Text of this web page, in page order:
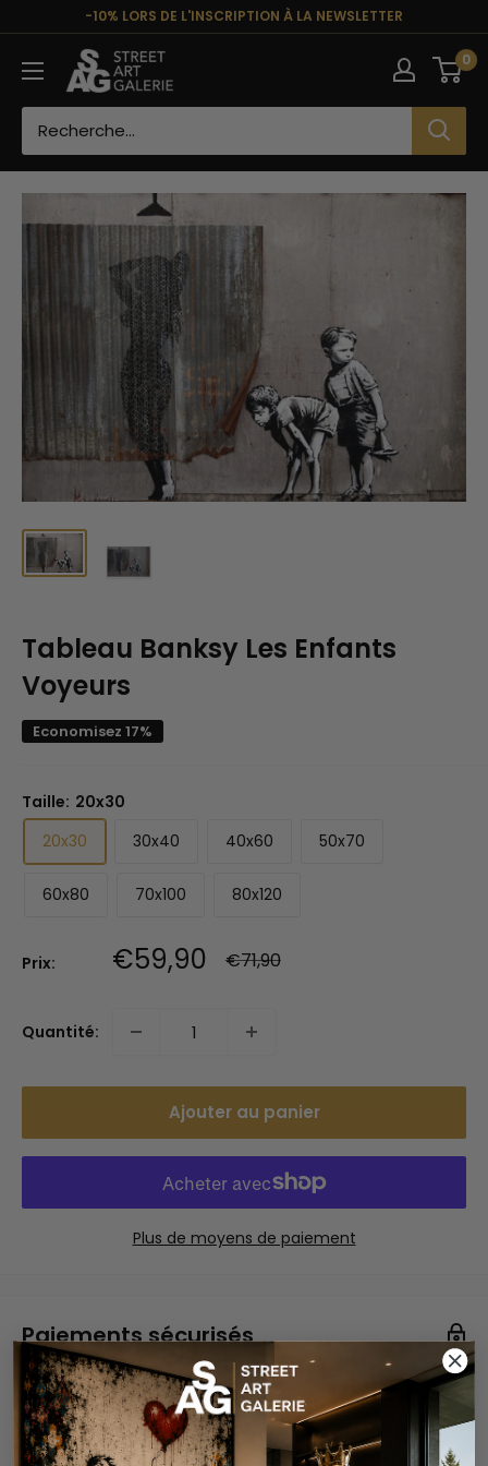
contenu
-10% LORS DE L'INSCRIPTION À LA NEWSLETTER
Street
Art
0
Tableau Banksy Les Enfants
Voyeurs
Economisez 17%
Taille: 20x30
20x30
30x40 40x60 50x70
60x80 70x100 80x120
Prix: Prix
réduit
€59,90 Prix
normal
€71,90
Quantité:
Ajouter au panier
Plus de moyens de paiement
Paiements sécurisés